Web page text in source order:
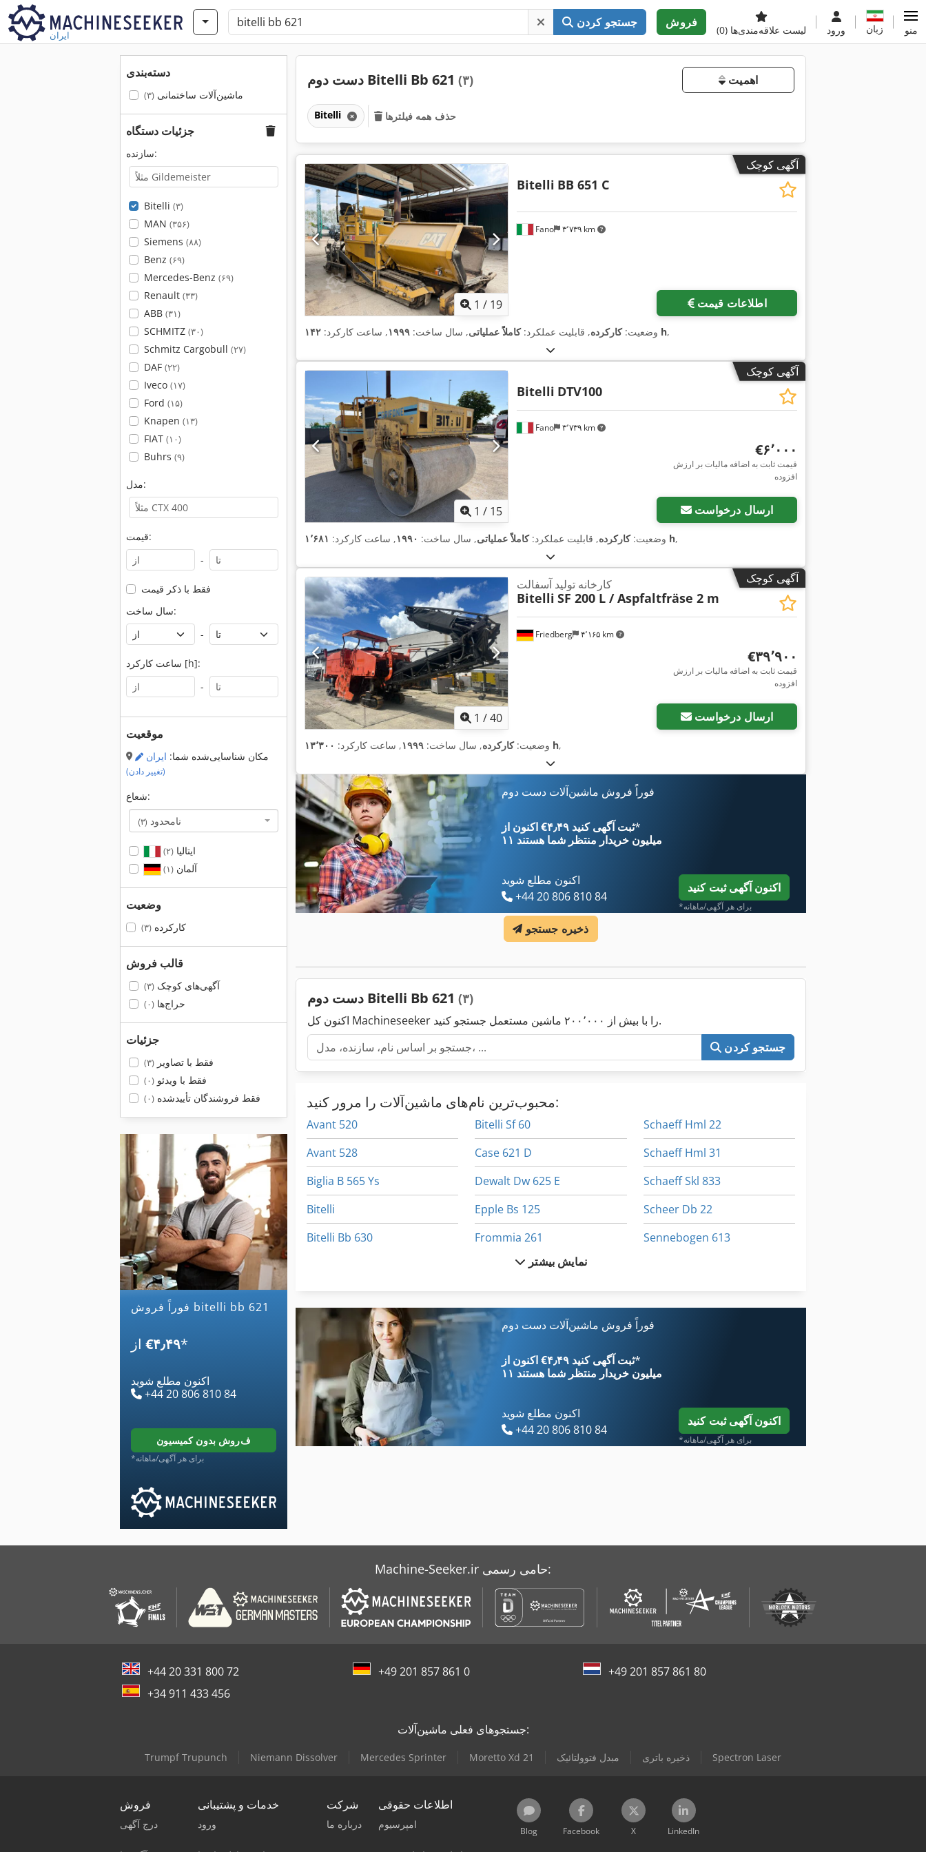
ایران
جستجو کردن فروش
لیست علاقه‌مندی‌ها (0) ورود زبان منو
دسته‌بندی
ماشین‌آلات ساختمانی(۳)
جزئیات دستگاه
سازنده:
Bitelli (۳)
MAN (۳۵۶)
Siemens (۸۸)
Benz (۶۹)
Mercedes-Benz (۶۹)
Renault (۳۳)
ABB (۳۱)
SCHMITZ (۳۰)
Schmitz Cargobull (۲۷)
DAF (۲۲)
Iveco (۱۷)
Ford (۱۵)
Knapen (۱۳)
FIAT (۱۰)
Buhrs (۹)
مدل:
قیمت:
-
فقط با ذکر قیمت
سال ساخت:
-
ساعت کارکرد [h]:
-
موقعیت
مکان شناسایی‌شده شما: ایران
(تغییر دادن)
شعاع:
نامحدود (۳)
ایتالیا(۲)
آلمان(۱)
وضعیت
کارکرده(۳)
قالب فروش
آگهی‌های کوچک(۳)
حراج‌ها(۰)
جزئیات
فقط با تصاویر(۳)
فقط با ویدئو(۰)
فقط فروشندگان تأییدشده(۰)
فوراً فروش bitelli bb 621
‎€۴٫۴۹*
اکنون مطلع شوید
+44 20 806 810 84
فروش بدون کمیسیون
*برای هر آگهی/ماهانه
دست دوم Bitelli Bb 621 (۳) اهمیت
Bitelli حذف همه فیلترها
آگهی کوچک
1 / 19
Fano ۳٬۷۳۹ km
Bitelli BB 651 C
اطلاعات قیمت
وضعیت:کارکرده, قابلیت عملکرد:کاملاً عملیاتی, سال ساخت: ۱۹۹۹, ساعت کارکرد: ۱۴۲ h,
آگهی کوچک
1 / 15
Fano ۳٬۷۳۹ km
Bitelli DTV100
‎€۶٬۰۰۰
قیمت ثابت به اضافه مالیات بر ارزش
افزوده
ارسال درخواست
وضعیت:کارکرده, قابلیت عملکرد:کاملاً عملیاتی, سال ساخت: ۱۹۹۰, ساعت کارکرد: ۱٬۶۸۱ h,
آگهی کوچک
1 /40
Friedberg ۴٬۱۶۵ km
کارخانه تولید آسفالت
Bitelli SF 200 L / Aspfaltfräse 2 m
‎€۳۹٬۹۰۰
قیمت ثابت به اضافه مالیات بر ارزش
افزوده
ارسال درخواست
وضعیت:کارکرده, سال ساخت: ۱۹۹۹, ساعت کارکرد: ۱۳٬۳۰۰ h,
فوراً فروش ماشین‌آلات دست دوم
اکنون از ‎€۴٫۴۹ ثبت آگهی کنید*
۱۱ میلیون خریدار منتظر شما هستند
اکنون مطلع شوید
+44 20 806 810 84
اکنون آگهی ثبت کنید
*برای هر آگهی/ماهانه
ذخیره جستجو
دست دوم Bitelli Bb 621 (۳)
اکنون کل Machineseeker را با بیش از ۲۰۰٬۰۰۰ ماشین مستعمل جستجو کنید.
جستجو کردن
محبوب‌ترین نام‌های ماشین‌آلات را مرور کنید:
Avant 520
Avant 528
Biglia B 565 Ys
Bitelli
Bitelli Bb 630
Bitelli Bb 730
Bitelli Sf 102
Bitelli Sf 60
Case 621 D
Dewalt Dw 625 E
Epple Bs 125
Frommia 261
Giben Smart 65
Hbs 470
Schaeff Hml 22
Schaeff Hml 31
Schaeff Skl 833
Scheer Db 22
Sennebogen 613
نمایش بیشتر
فوراً فروش ماشین‌آلات دست دوم
اکنون از ‎€۴٫۴۹ ثبت آگهی کنید*
۱۱ میلیون خریدار منتظر شما هستند
اکنون مطلع شوید
+44 20 806 810 84
اکنون آگهی ثبت کنید
*برای هر آگهی/ماهانه
Machine-Seeker.ir حامی رسمی:
+44 20 331 800 72 +49 201 857 861 0
+49 201 857 861 80
+34 911 433 456
جستجوهای فعلی ماشین‌آلات:
Trumpf Trupunch Niemann Dissolver Mercedes Sprinter Moretto Xd 21 مبدل فتوولتائیک ذخیره باتری Spectron Laser
فروش
درج آگهی
خدمات و پشتیبانی
ورود
شرکت
درباره ما
اطلاعات حقوقی
امپرسیوم
Blog Facebook X LinkedIn